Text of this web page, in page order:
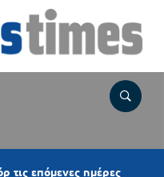
ημέρες 2 ώρες